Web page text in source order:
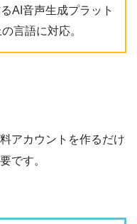
AI音声生成プラット
言語に対応。
アカウントを作るだけ
です。